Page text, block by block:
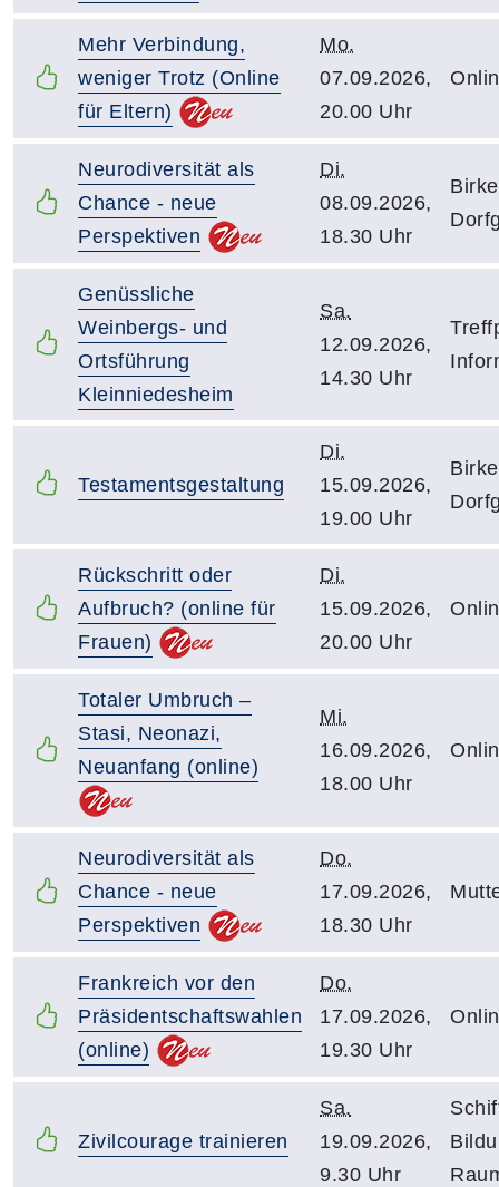
Mehr Verbindung,
weniger Trotz (Online
für Eltern)
Mo.
07.09.2026,
20.00 Uhr
Neurodiversität als
Chance - neue
Perspektiven
Di.
08.09.2026,
18.30 Uhr
Genüssliche
Weinbergs- und
Ortsführung
Kleinniedesheim
Sa.
12.09.2026,
14.30 Uhr
Testamentsgestaltung
Di.
15.09.2026,
19.00 Uhr
Rückschritt oder
Aufbruch? (online für
Frauen)
Di.
15.09.2026,
20.00 Uhr
Totaler Umbruch –
Stasi, Neonazi,
Neuanfang (online)
Mi.
16.09.2026,
18.00 Uhr
Neurodiversität als
Chance - neue
Perspektiven
Do.
17.09.2026,
18.30 Uhr
Frankreich vor den
Präsidentschaftswahlen
(online)
Do.
17.09.2026,
19.30 Uhr
Zivilcourage trainieren
Sa.
19.09.2026,
9.30 Uhr